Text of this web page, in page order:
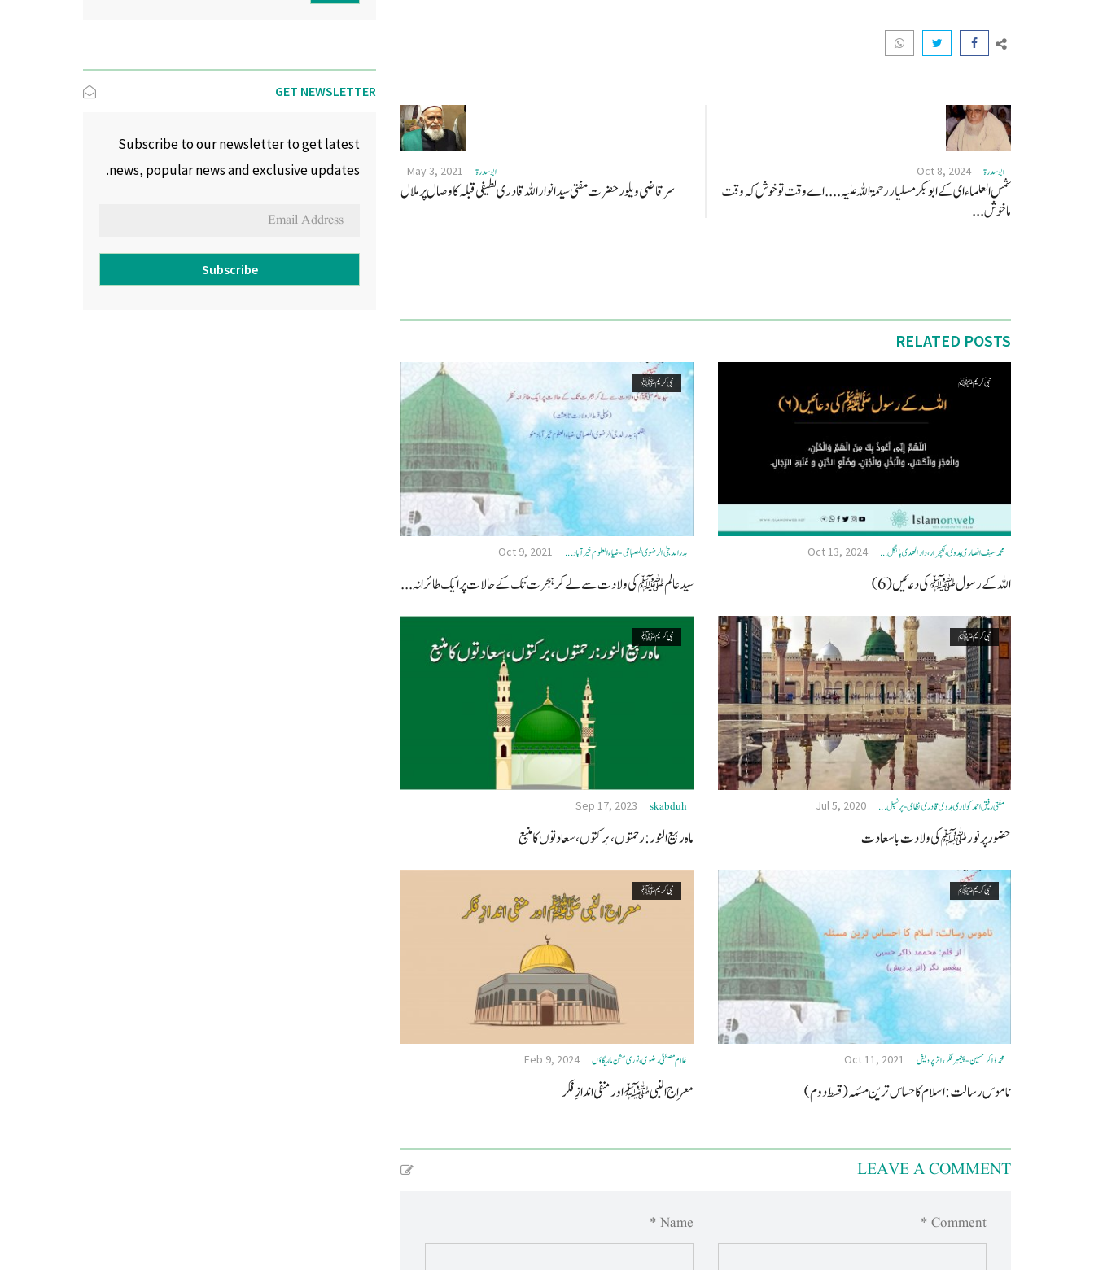
ابو سدرة Oct 8, 2024
شمس العلماء ای کے ابو بکر مسلیار رحمۃ اللہ علیہ .... اے وقت تو خوش کہ وقت
ماخوش...
ابو سدرة May 3, 2021
سر قاضی ویلورحضرت مفتی سید انوار اللہ قادری لطیفی قبلہ کا وصال پر ملال
RELATED POSTS
نبی کریم ﷺ
محمد سیف انصاری ہدوی، لکچرار، دار الھدی ہانگل ... Oct 13, 2024
اللہ کے رسول ﷺکی دعائیں (6)
نبی کریم ﷺ
بدر الدجیٰ الرضوی المصباحی- ضیاء العلوم خیرآباد ... Oct 9, 2021
سید عالمﷺ کی ولادت سے لے کر ہجرت تک کے حالات پر ایک طائرانہ...
نبی کریم ﷺ
مفتی رفیق احمد کولاری ہدوی قادری نظامی- پرنسپل ... Jul 5, 2020
حضور پرنور ﷺ کی ولادت باسعادت
نبی کریم ﷺ
skabduh
Sep 17, 2023
ماہ ربیع النور: رحمتوں، برکتوں، سعادتوں کا منبع
نبی کریم ﷺ
محمد ذاكر حسين - پیغمبر نگر، اتر پردیش Oct 11, 2021
ناموس رسالت : اسلام کا حساس ترین مسئلہ (قسط دوم)
نبی کریم ﷺ
غلام مصطفیٰ رضوی، نوری مشن مالیگاؤں Feb 9, 2024
معراج النبی ﷺ اور منفی اندازِ فکر
LEAVE A COMMENT
Comment *
Name *
GET NEWSLETTER
Subscribe to our newsletter to get latest
news, popular news and exclusive updates.
Subscribe